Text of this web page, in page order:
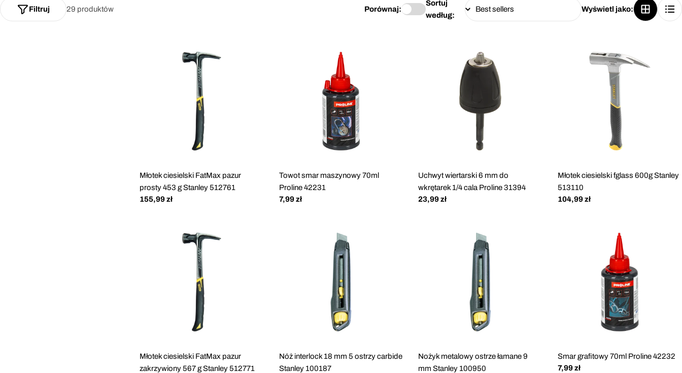
29 produktów
Filtruj Porównaj:
Sortuj
według:
Wyświetl jako:
Młotek ciesielski FatMax pazur
prosty 453 g Stanley 512761
Cena
155,99 zł
Towot smar maszynowy 70ml
Proline 42231
Cena
7,99 zł
Uchwyt wiertarski 6 mm do
wkrętarek 1/4 cala Proline 31394
Cena
23,99 zł
Młotek ciesielski fglass 600g Stanley
513110
Cena
104,99 zł
Młotek ciesielski FatMax pazur
zakrzywiony 567 g Stanley 512771
Nóż interlock 18 mm 5 ostrzy carbide
Stanley 100187
Nożyk metalowy ostrze łamane 9
mm Stanley 100950
Smar grafitowy 70ml Proline 42232
Cena
7,99 zł